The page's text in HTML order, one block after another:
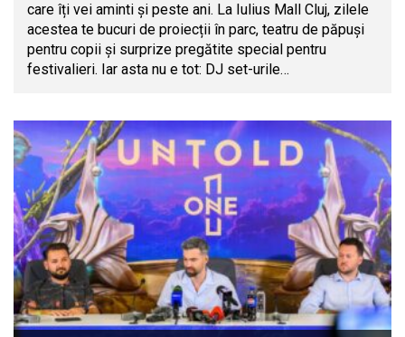
care îți vei aminti și peste ani. La Iulius Mall Cluj, zilele
acestea te bucuri de proiecții în parc, teatru de păpuși
pentru copii și surprize pregătite special pentru
festivalieri. Iar asta nu e tot: DJ set-urile…